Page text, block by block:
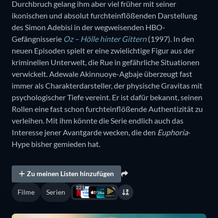
Durchbruch gelang ihm aber viel früher mit seiner
ikonischen und absolut furchteinflößenden Darstellung
des Simon Adebisi in der wegweisenden HBO-
Gefängnisserie Oz – Hölle hinter Gittern (1997). In den
neuen Episoden spielt er eine zwielichtige Figur aus der
kriminellen Unterwelt, die Rue in gefährliche Situationen
verwickelt. Adewale Akinnuoye-Agbaje überzeugt fast
immer als Charakterdarsteller, der physische Gravitas mit
psychologischer Tiefe vereint. Er ist dafür bekannt, seinen
Rollen eine fast schon furchteinflößende Authentizität zu
verleihen. Mit ihm könnte die Serie endlich auch das
Interesse jener Avantgarde wecken, die den Euphoria-
Hype bisher gemieden hat.
Zu meinen Listen hinzufügen
Filme Serien
221